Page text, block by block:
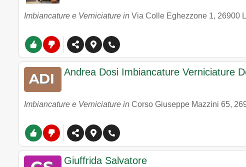
Imbiancature e Verniciature in Via Colle Eghezzone 1, 26900
Andrea Dosi Imbiancature Verniciature
Imbiancature e Verniciature in Corso Giuseppe Mazzini 65,
Giuffrida Salvatore